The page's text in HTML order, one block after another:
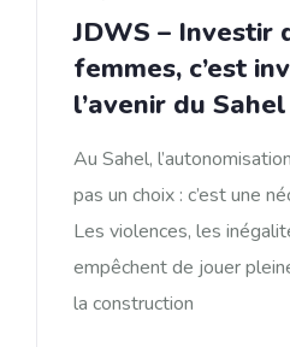
JDWS – Investir
femmes, c’est
l’avenir du Sahel
Au Sahel,
pas un choix : c’est une
Les violences, les
empêchent de jouer
la construction